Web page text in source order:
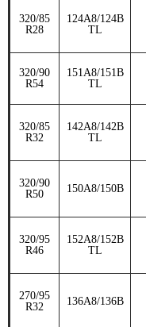
320/85
R28
124A8/124B
TL
320/90
R54
151A8/151B
TL
320/85
R32
142A8/142B
TL
320/90
R50
150A8/150B
320/95
R46
152A8/152B
TL
270/95
R32
136A8/136B